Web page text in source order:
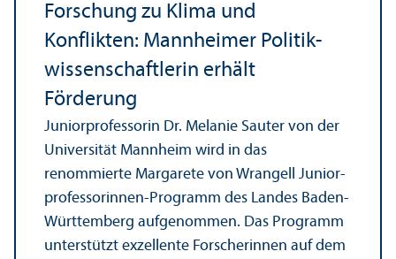
Forschung zu Klima und
Konflikten: Mannheimer Politik­
wissenschaft­lerin erhält
Förderung
Junior­professorin Dr. Melanie Sauter von der
Universität Mannheim wird in das
renommierte Margarete von Wrangell Junior­
professorinnen-Programm des Landes Baden-
Württemberg aufgenommen. Das Programm
unter­stützt exzellente Forscherinnen auf dem